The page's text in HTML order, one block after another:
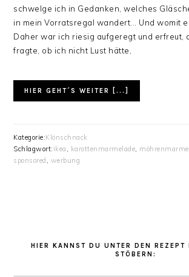
schwelge ich in Gedanken, welches
in mein Vorratsregal wandert... Und womit
Daher war ich riesig aufgeregt und erfreut,
fragte, ob ich nicht Lust hätte,
HIER GEHT´S WEITER [...]
Kategorie:Klönschnack
Schlagwort: ikea , karottenmarmelade,
sponsored , werbung
HIER KANNST DU UNTER DEN REZEPT
STÖBERN: